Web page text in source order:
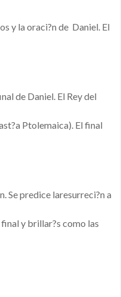
y la oraci?n de Daniel. El
de Daniel. El Rey del
Ptolemaica). El final
Se predice laresurreci?n a
y brillar?s como las